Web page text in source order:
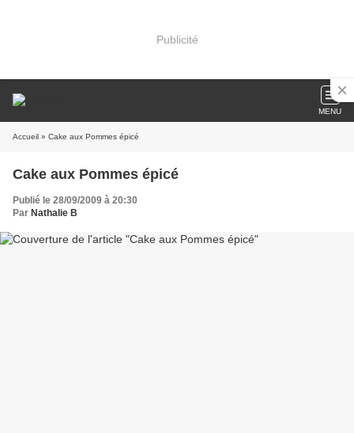
Publicité
MENU
Accueil » Cake aux Pommes épicé
Cake aux Pommes épicé
Publié le 28/09/2009 à 20:30
Par Nathalie B